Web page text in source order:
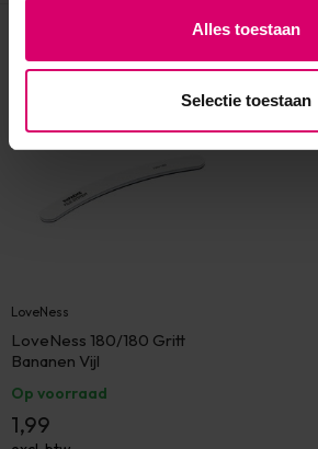
Alles toestaan
Selectie toestaan
LoveNess
LoveNess 180/180 Gritt
Bananen Vijl
Op voorraad
1,99